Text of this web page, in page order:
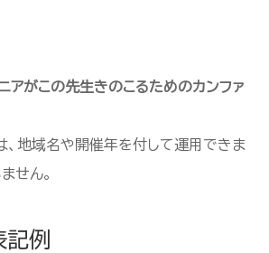
アがこの先生きのこるためのカンファ
地域名や開催年を付して運用できま
せん。
例